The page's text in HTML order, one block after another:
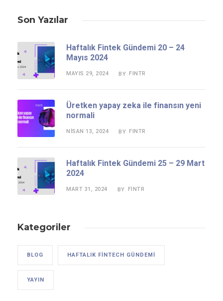
Son Yazılar
Haftalık Fintek Gündemi 20 – 24
Mayıs 2024
MAYIS 29, 2024 BY FINTR
Üretken yapay zeka ile finansın yeni
normali
NISAN 13, 2024 BY FINTR
Haftalık Fintek Gündemi 25 – 29 Mart
2024
MART 31, 2024 BY FINTR
Kategoriler
BLOG HAFTALIK FINTECH GÜNDEMI
YAYIN